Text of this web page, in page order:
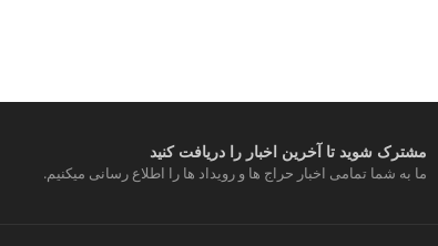
مشترک شوید تا آخرین اخبار را دریافت کنید
ما به شما تمامی اخبار حراج ها و رویداد ها را اطلاع رسانی میکنیم.